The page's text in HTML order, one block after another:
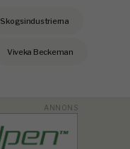
Skogsindustrierna
Viveka Beckeman